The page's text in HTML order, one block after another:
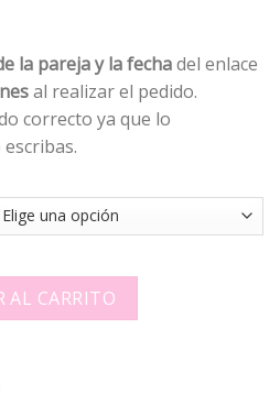
la pareja y la fechadel enlace
al realizar el pedido.
correcto ya que lo
imán 9 - 703159 quantity
AL CARRITO